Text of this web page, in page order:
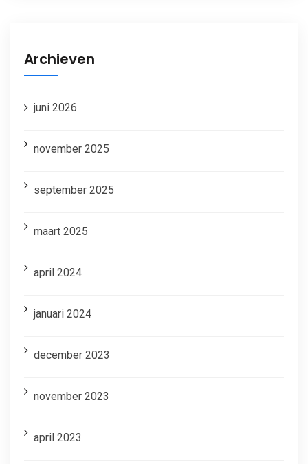
Archieven
juni 2026
november 2025
september 2025
maart 2025
april 2024
januari 2024
december 2023
november 2023
april 2023